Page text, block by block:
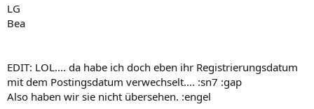
LG
Bea
EDIT: LOL.... da habe ich doch eben ihr Registrierungsdatum
mit dem Postingsdatum verwechselt.... :sn7 :gap
Also haben wir sie nicht übersehen. :engel